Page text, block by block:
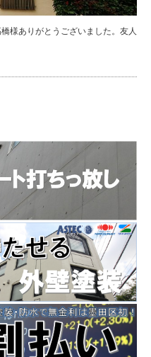
様ありがとうございました。友人